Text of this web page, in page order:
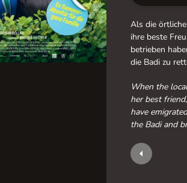
Als die
ihre beste
betrieben
die Badi zu
When the
her best
have
the Badi and